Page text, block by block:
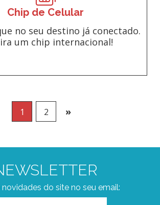
Chip de Celular
no seu destino já conectado.
um chip internacional!
1 2 »
novidades do site no seu email: